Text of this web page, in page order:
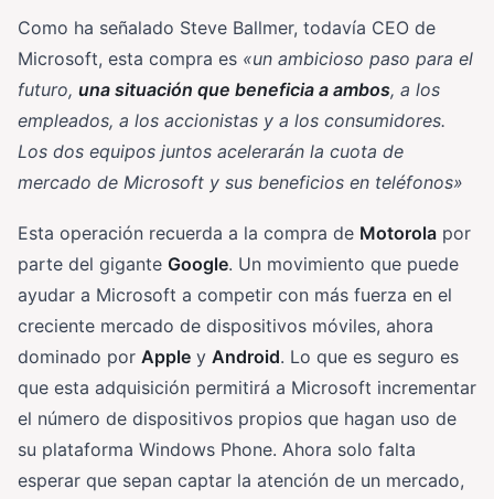
Como ha señalado Steve Ballmer, todavía CEO de
Microsoft, esta compra es «un ambicioso paso para el
futuro, una situación que beneficia a ambos, a los
empleados, a los accionistas y a los consumidores.
Los dos equipos juntos acelerarán la cuota de
mercado de Microsoft y sus beneficios en teléfonos»
Esta operación recuerda a la compra de Motorola por
parte del gigante Google. Un movimiento que puede
ayudar a Microsoft a competir con más fuerza en el
creciente mercado de dispositivos móviles, ahora
dominado por Apple y Android. Lo que es seguro es
que esta adquisición permitirá a Microsoft incrementar
el número de dispositivos propios que hagan uso de
su plataforma Windows Phone. Ahora solo falta
esperar que sepan captar la atención de un mercado,